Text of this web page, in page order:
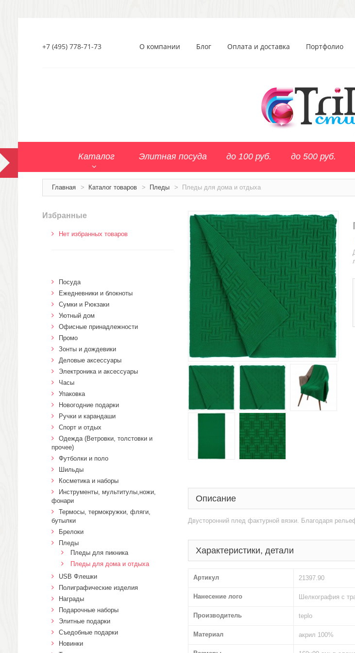
+7 (495) 778-71-73 О компании Блог Оплата и доставка Портфолио
Каталог Элитная посуда до 100 руб. до 500 руб.
Главная > Каталог товаров > Пледы > Пледы для дома и отдыха
Описание
Двусторонний плед фактурной вязки. Благодаря
Характеристики, детали
Артикул 21397.90
Нанесение лого Шелкография с
Производитель teplo
Материал акрил 100%
Избранные
Нет избранных товаров
Посуда
Ежедневники и блокноты
Сумки и Рюкзаки
Уютный дом
Офисные принадлежности
Промо
Зонты и дождевики
Деловые аксессуары
Электроника и аксессуары
Часы
Упаковка
Новогодние подарки
Ручки и карандаши
Спорт и отдых
Одежда (Ветровки, толстовки и
прочее)
Футболки и поло
Шильды
Косметика и наборы
Инструменты, мультитулы,ножи,
фонари
Термосы, термокружки, фляги,
бутылки
Брелоки
Пледы
Пледы для пикника
Пледы для дома и отдыха
USB Флешки
Полиграфические изделия
Награды
Подарочные наборы
Элитные подарки
Cъедобные подарки
Новинки